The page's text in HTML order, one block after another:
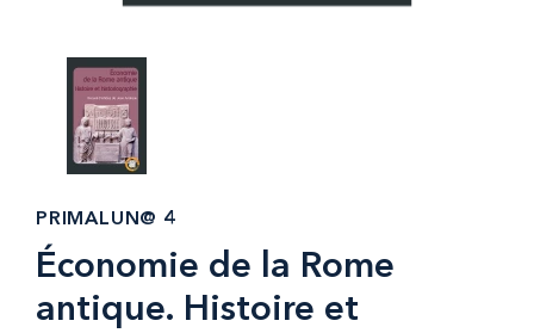
PRIMALUN@ 4
Économie de la Rome
antique. Histoire et